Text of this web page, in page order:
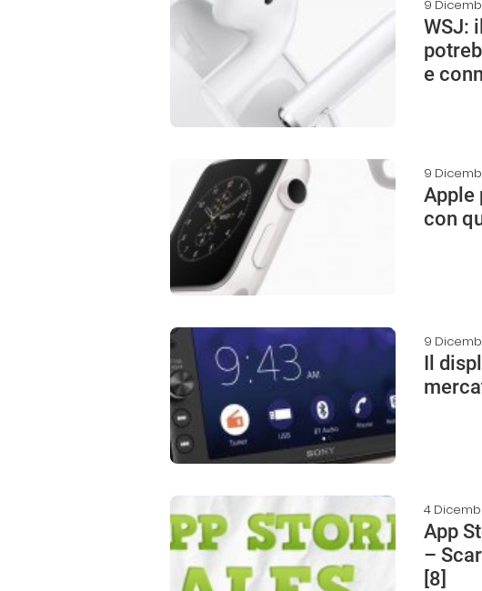
9
WSJ:
e
9
Apple
con
9
Il
4
App
–
[8]